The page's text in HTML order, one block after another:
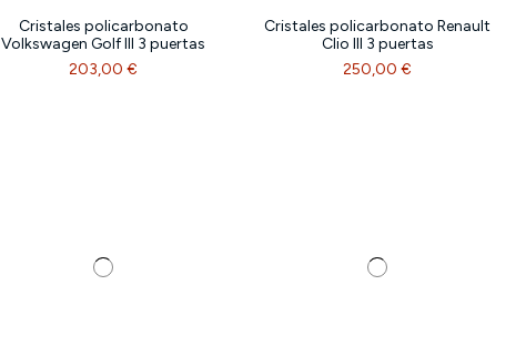
Cristales policarbonato
Volkswagen Golf III 3 puertas
203,00 €
Cristales policarbonato Renault
Clio III 3 puertas
250,00 €